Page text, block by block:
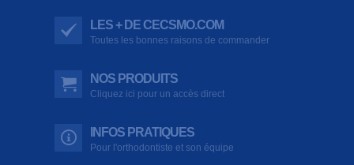
LES + DE CECSMO.COM
Toutes les bonnes raisons de commander
NOS PRODUITS
Cliquez ici pour un accès direct
INFOS PRATIQUES
Pour l'orthodontiste et son équipe